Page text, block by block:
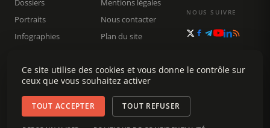
Dossiers
Portraits
Infographies
Rechercher
Mentions légales
Nous contacter
Plan du site
NOUS SUIVRE
© 2026 Observatoire du journalisme (OJIM) · Tous droits réservés ·
Ce site utilise des cookies et vous donne le contrôle sur
ceux que vous souhaitez activer
TOUT ACCEPTER TOUT REFUSER